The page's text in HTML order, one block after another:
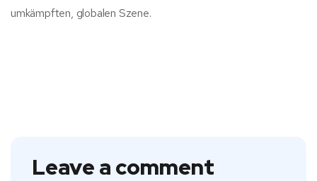
umkämpften, globalen Szene.
Leave a comment